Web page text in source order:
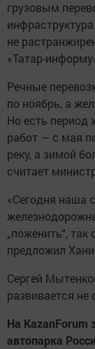
грузовым
не
«Татар-
Речные
по ноябрь, а
Но есть период
работ — с мая
реку, а зимой
считает
«Сегодня наша
„поженить“,
предложил
Сергей
развивается
На KazanForum
автопарка